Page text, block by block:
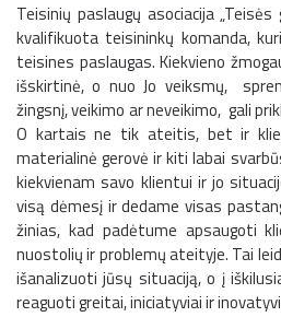
Teisinių paslaugų asociacija
kvalifikuota teisininkų komanda,
teisines paslaugas. Kiekvieno
išskirtinė, o nuo Jo veiksmų,
žingsnį, veikimo ar neveikimo, gali
O kartais ne tik ateitis, bet ir
materialinė gerovė ir kiti labai
kiekvienam savo klientui ir jo
visą dėmesį ir dedame visas
žinias, kad padėtume apsaugoti
nuostolių ir problemų ateityje. Tai
išanalizuoti jūsų situaciją, o į
reaguoti greitai, iniciatyviai ir